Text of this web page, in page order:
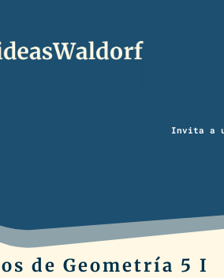
Invita a
de Geometría 5 I